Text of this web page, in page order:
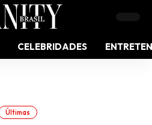
CELEBRIDADES
Últimas